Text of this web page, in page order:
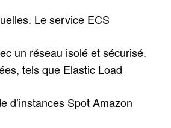
Le service ECS
un réseau isolé et sécurisé.
tels que Elastic Load
d’instances Spot Amazon